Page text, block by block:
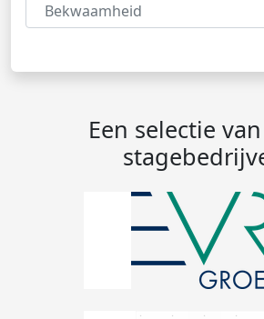
Bekwaamheid
Een selectie